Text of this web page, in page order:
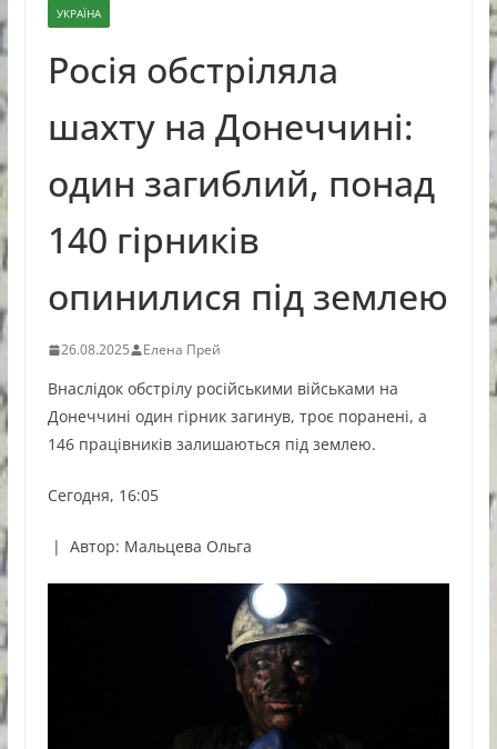
УКРАЇНА
Росія обстріляла
шахту на Донеччині:
один загиблий, понад
140 гірників
опинилися під землею
26.08.2025 Елена Прей
Внаслідок обстрілу російськими військами на
Донеччині один гірник загинув, троє поранені, а
146 працівників залишаються під землею.
Сегодня, 16:05
| Автор: Мальцева Ольга